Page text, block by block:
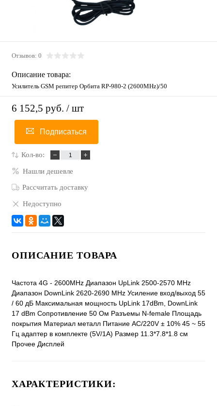
Отзывов: 0
Описание товара:
Усилитель GSM репитер Орбита RP-980-2 (2600MHz)/50
6 152,5 руб. / шт
Подписаться
Кол-во:
Нашли дешевле
Рассчитать доставку
Недоступно
ОПИСАНИЕ ТОВАРА
Частота 4G - 2600MHz Диапазон UpLink 2500-2570 MHz
Диапазон DownLink 2620-2690 MHz Усиление вход/выход 55
/ 60 дБ Максимальная мощность UpLink 17dBm, DownLink
17 dBm Сопротивление 50 Ом Разъемы N-female Площадь
покрытия Материал металл Питание AC/220V ± 10% 45 ~ 55
Гц адаптер в комплекте (5V/1A) Размер 11.3*7.8*1.8 см
Прочее Дисплей
ХАРАКТЕРИСТИКИ: